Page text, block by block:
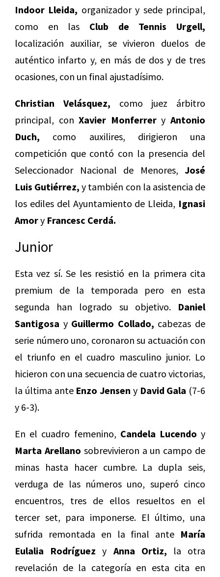
Indoor Lleida, organizador y sede principal,
como en las Club de Tennis Urgell,
localización auxiliar, se vivieron duelos de
auténtico infarto y, en más de dos y de tres
ocasiones, con un final ajustadísimo.
Christian Velásquez, como juez árbitro
principal, conXavier MonferreryAntonio
Duch, como auxilires, dirigieron una
competición que contó con la presencia del
Seleccionador Nacional de Menores, José
Luis Gutiérrez, y también con la asistencia de
los ediles del Ayuntamiento de Lleida, Ignasi
Amory Francesc Cerdá.
Junior
Esta vez sí. Se les resistió en la primera cita
premium de la temporada pero en esta
segunda han logrado su objetivo. Daniel
Santigosa y Guillermo Collado, cabezas de
serie número uno, coronaron su actuación con
el triunfo en el cuadro masculino junior. Lo
hicieron con una secuencia de cuatro victorias,
la última ante Enzo Jensen y David Gala (7-6
y 6-3).
En el cuadro femenino, Candela Lucendo y
Marta Arellano sobrevivieron a un campo de
minas hasta hacer cumbre. La dupla seis,
verduga de las números uno, superó cinco
encuentros, tres de ellos resueltos en el
tercer set, para imponerse. El último, una
sufrida remontada en la final ante María
Eulalia Rodríguez y Anna Ortiz, la otra
revelación de la categoría en esta cita en